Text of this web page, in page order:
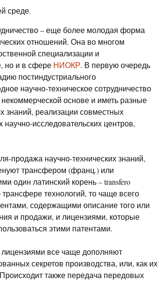
среде.
– еще более молодая форма
отношений. Она во многом
специализации и
но и в сфере НИОКР. В первую очередь
постиндустриального
научно-техническое сотрудничество
основе и иметь разные
знаний, реализации совместных
исследовательских центров,
продажа научно-технических знаний,
трансфером (франц.) или
один латинский корень – transfero
технологий, то чаще всего
содержащими описание того или
и продажи, и лицензиями, которые
этими патентами.
все чаще дополняют
секретов производства, или, как их
Происходит также передача передовых